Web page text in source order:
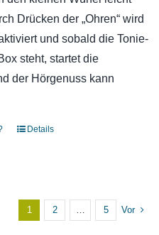
Drücken der „Ohren“ wird
und sobald die Tonie-
steht, startet die
der Hörgenuss kann
Details
1 2 … 5 Vor